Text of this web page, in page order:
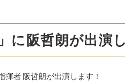
に阪哲朗が出演
者 阪哲朗が出演します！